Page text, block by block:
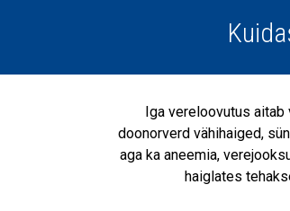
Iga vereloovutus aitab
doonorverd vähihaiged,
aga ka aneemia,
haiglates